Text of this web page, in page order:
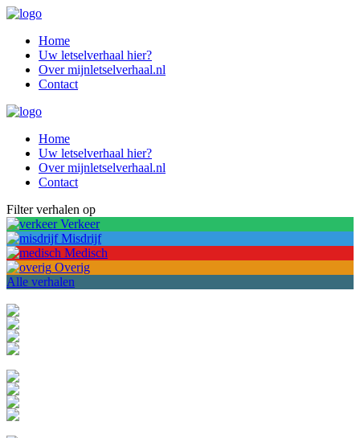
Home
Uw letselverhaal hier?
Over mijnletselverhaal.nl
Contact
Home
Uw letselverhaal hier?
Over mijnletselverhaal.nl
Contact
Filter verhalen op
Verkeer
Misdrijf
Medisch
Overig
Alle verhalen